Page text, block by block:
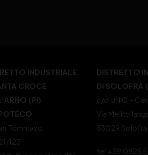
INDUSTRIALE
CROCE
(PI)
Tommaso,
123
DISTRETTO
DI SOLOFRA
c/o UNIC –
Via Melito
83029 Solofra
tel +39 0825